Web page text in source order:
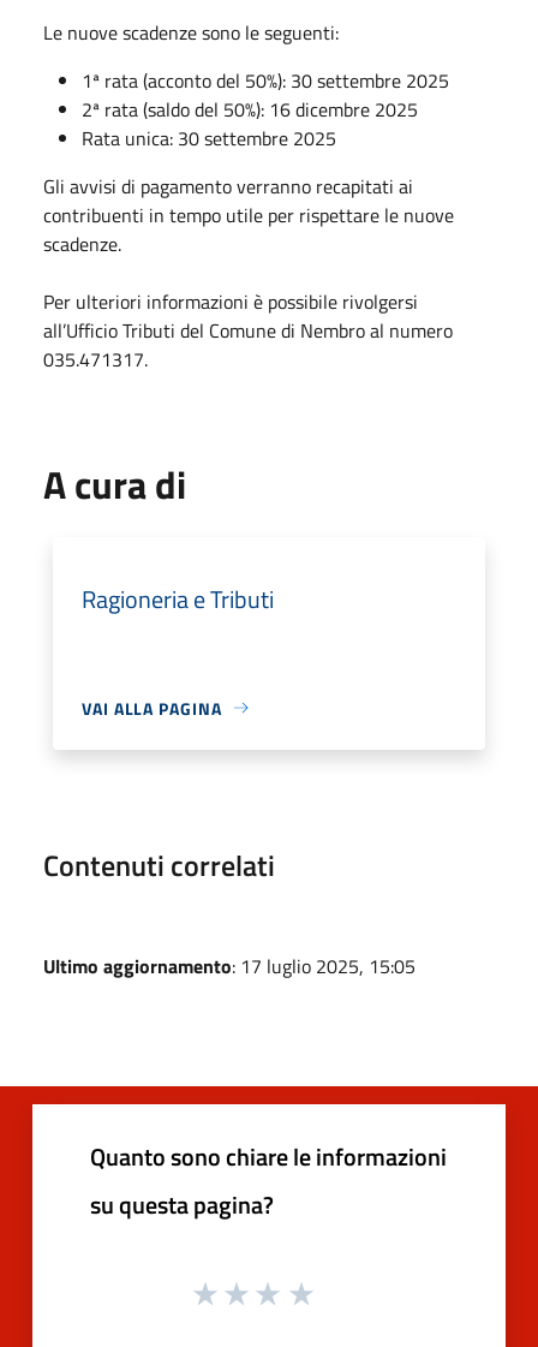
Le nuove scadenze sono le seguenti:
1ª rata (acconto del 50%): 30 settembre 2025
2ª rata (saldo del 50%): 16 dicembre 2025
Rata unica: 30 settembre 2025
Gli avvisi di pagamento verranno recapitati ai
contribuenti in tempo utile per rispettare le nuove
scadenze.
Per ulteriori informazioni è possibile rivolgersi
all’Ufficio Tributi del Comune di Nembro al numero
035.471317.
A cura di
Ragioneria e Tributi
VAI ALLA PAGINA
Contenuti correlati
Ultimo aggiornamento: 17 luglio 2025, 15:05
Quanto sono chiare le informazioni
su questa pagina?